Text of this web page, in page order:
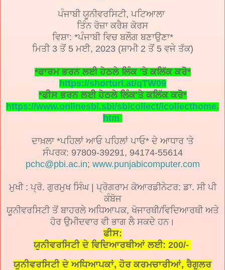
ਪੰਜਾਬੀ ਯੂਨੀਵਰਸਿਟੀ, ਪਟਿਆਲਾ
ਤਿੰਨ ਰੋਜ਼ਾ ਕਰੈਸ਼ ਕੋਰਸ
ਵਿਸ਼ਾ: *ਪੰਜਾਬੀ ਵਿਚ ਬਲੌਗ ਬਣਾਉਣਾ*
ਮਿਤੀ 3 ਤੋਂ 5 ਮਈ, 2023 (ਸ਼ਾਮੀ 2 ਤੋਂ 5 ਵਜੇ ਤੱਕ)
*ਫਾਰਮ ਭਰਨ ਲਈ ਹੇਠਲੇ ਲਿੰਕ 'ਤੇ ਕਲਿੱਕ ਕਰੋ*
https://shorturl.at/qTW09
*ਫੀਸ ਭਰਨ ਲਈ ਹੇਠਲੇ ਲਿੰਕ'ਤੇ ਕਲਿੱਕ ਕਰੋ*
https://www.onlinesbi.sbi/sbicollect/icollecthome.
htm
ਦਾਖ਼ਲਾ *ਪਹਿਲਾਂ ਆਓ ਪਹਿਲਾਂ ਪਾਓ* ਦੇ ਆਧਾਰ 'ਤੇ
ਸੰਪਰਕ: 97809-39291, 94174-55614
pchc@pbi.ac.in; www.punjabicomputer.com
ਮੁਖੀ : ਪ੍ਰੋ. ਗੁਰਮੁਖ ਸਿੰਘ | ਪ੍ਰੋਗਰਾਮ ਕੋਆਰਡੀਨੇਟਰ: ਡਾ. ਸੀ ਪੀ
ਕੰਬੋਜ
ਯੂਨੀਵਰਸਿਟੀ ਤੋਂ ਬਾਹਰਲੇ ਅਧਿਆਪਕ, ਖੋਜਾਰਥੀ/ਵਿਦਿਆਰਥੀ ਅਤੇ
ਹੋਰ ਉਮੀਦਵਾਰ ਵੀ ਭਾਗ ਲੈ ਸਕਦੇ ਹਨ।
ਫੀਸ:
ਯੁਨੀਵਰਸਿਟੀ ਦੇ ਵਿਦਿਆਰਥੀਆਂ ਲਈ: 200/-
ਯੂਨੀਵਰਸਿਟੀ ਦੇ ਅਧਿਆਪਕਾਂ, ਹੋਰ ਕਰਮਚਾਰੀਆਂ, ਰੈਗੂਲਰ